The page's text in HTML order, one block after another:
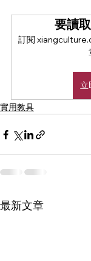
要讀
訂閱
立
實用教具
最新文章